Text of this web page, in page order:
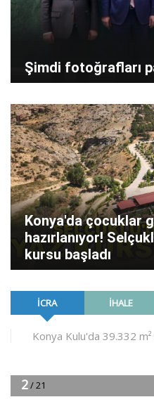
Şimdi fotoğrafları
Konya'da çocuklar
hazırlanıyor!
kursu başladı